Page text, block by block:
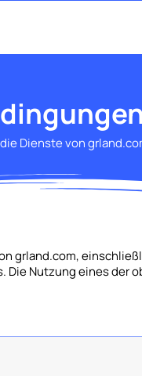
Dienste von
grland.com,
Die Nutzung eines der